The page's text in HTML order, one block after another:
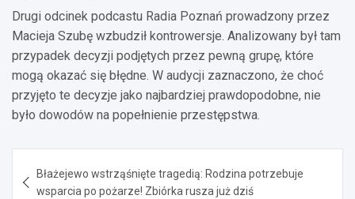
Drugi odcinek podcastu Radia Poznań prowadzony przez
Macieja Szubę wzbudził kontrowersje. Analizowany był tam
przypadek decyzji podjętych przez pewną grupę, które
mogą okazać się błędne. W audycji zaznaczono, że choć
przyjęto te decyzje jako najbardziej prawdopodobne, nie
było dowodów na popełnienie przestępstwa.
wpisu
Błażejewo wstrząśnięte tragedią: Rodzina potrzebuje
wsparcia po pożarze! Zbiórka rusza już dziś